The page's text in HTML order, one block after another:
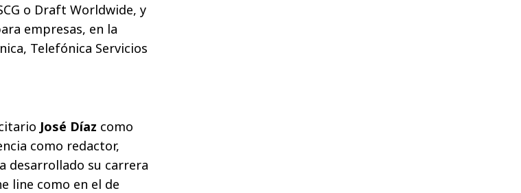
o Draft Worldwide, y
empresas, en la
Telefónica Servicios
José Díaz como
como redactor,
desarrollado su carrera
line como en el de